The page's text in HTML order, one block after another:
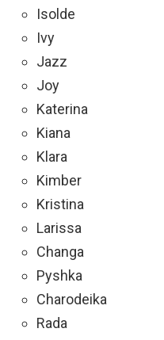
Isolde
Ivy
Jazz
Joy
Katerina
Kiana
Klara
Kimber
Kristina
Larissa
Changa
Pyshka
Charodeika
Rada